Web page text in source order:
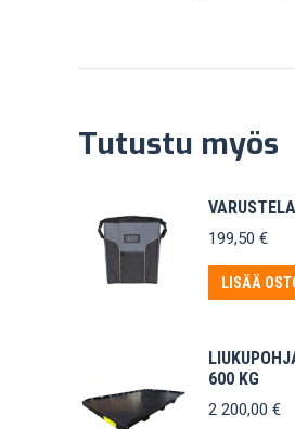
Tutustu myös
199,50 €
LISÄÄ
600 KG
2 200,00 €